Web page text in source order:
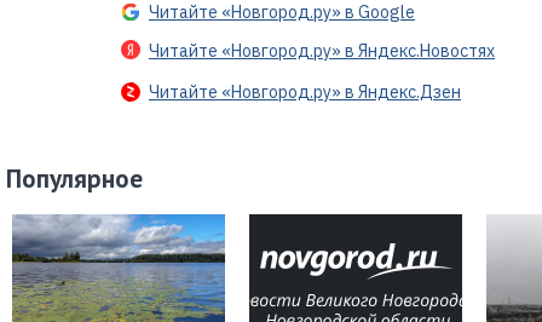
Читайте «Новгород.ру» в Google
Читайте «Новгород.ру» в Яндекс.Новостях
Читайте «Новгород.ру» в Яндекс.Дзен
Популярное